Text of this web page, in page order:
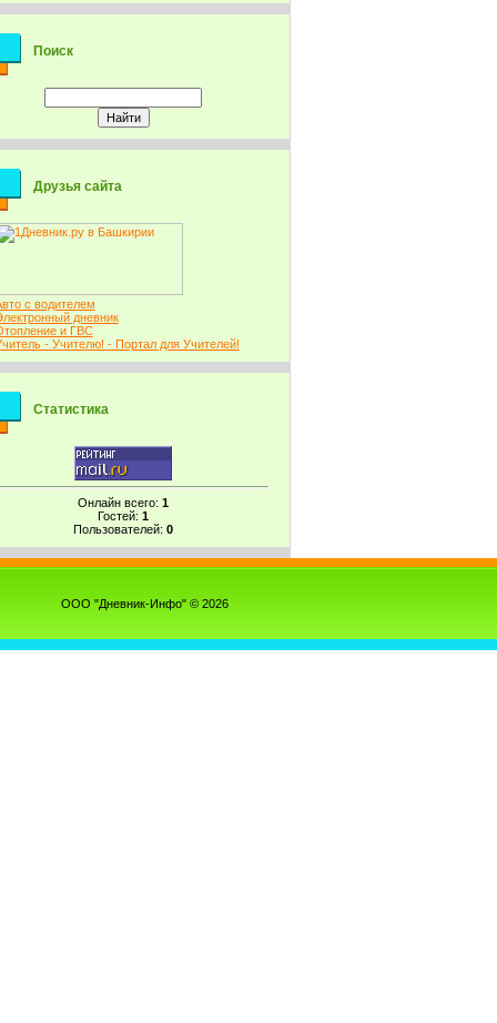
Поиск
Друзья сайта
с водителем
дневник
и ГВС
- Учителю! - Портал для Учителей!
Статистика
Онлайн всего: 1
Гостей: 1
Пользователей: 0
ООО "Дневник-Инфо" © 2026